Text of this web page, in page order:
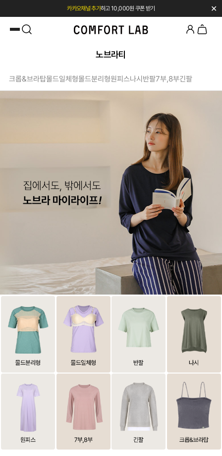
카카오채널 추가하고 10,000원 쿠폰 받기
첫 구매 시 베스트셀러 50% 즉시 할인
✕
노브라티
크롭&브라탑몰드일체형몰드분리형원피스나시반팔7부,8부긴팔